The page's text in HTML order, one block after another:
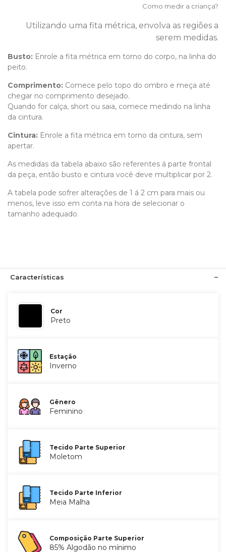
Como medir a criança?
Utilizando uma fita métrica, envolva as regiões a
serem medidas.
Busto: Enrole a fita métrica em torno do corpo, na linha do
peito.
Comprimento: Comece pelo topo do ombro e meça até
chegar no comprimento desejado.
Quando for calça, short ou saia, comece medindo na linha
da cintura.
Cintura: Enrole a fita métrica em torno da cintura, sem
apertar.
As medidas da tabela abaixo são referentes á parte frontal
da peça, então busto e cintura você deve multiplicar por 2.
A tabela pode sofrer alterações de 1 á 2 cm para mais ou
menos, leve isso em conta na hora de selecionar o
tamanho adequado.
Características
Cor
Preto
Estação
Inverno
Gênero
Feminino
Tecido Parte Superior
Moletom
Tecido Parte Inferior
Meia Malha
Composição Parte Superior
85% Algodão no mínimo